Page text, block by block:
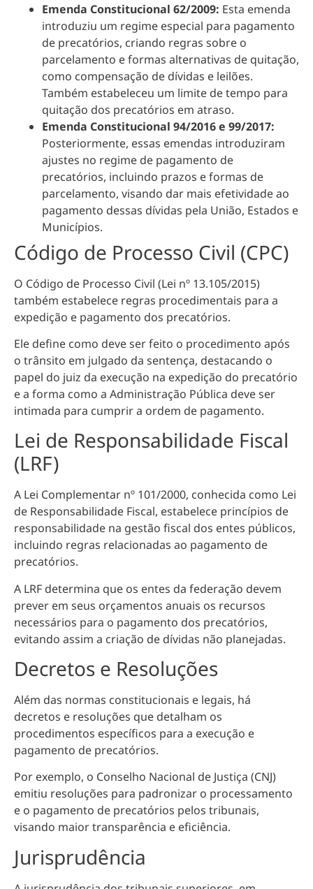
Emenda Constitucional 62/2009: Esta emenda
introduziu um regime especial para pagamento
de precatórios, criando regras sobre o
parcelamento e formas alternativas de quitação,
como compensação de dívidas e leilões.
Também estabeleceu um limite de tempo para
quitação dos precatórios em atraso.
Emenda Constitucional 94/2016 e 99/2017:
Posteriormente, essas emendas introduziram
ajustes no regime de pagamento de
precatórios, incluindo prazos e formas de
parcelamento, visando dar mais efetividade ao
pagamento dessas dívidas pela União, Estados e
Municípios.
Código de Processo Civil (CPC)
O Código de Processo Civil (Lei nº 13.105/2015)
também estabelece regras procedimentais para a
expedição e pagamento dos precatórios.
Ele define como deve ser feito o procedimento após
o trânsito em julgado da sentença, destacando o
papel do juiz da execução na expedição do precatório
e a forma como a Administração Pública deve ser
intimada para cumprir a ordem de pagamento.
Lei de Responsabilidade Fiscal
(LRF)
A Lei Complementar nº 101/2000, conhecida como Lei
de Responsabilidade Fiscal, estabelece princípios de
responsabilidade na gestão fiscal dos entes públicos,
incluindo regras relacionadas ao pagamento de
precatórios.
A LRF determina que os entes da federação devem
prever em seus orçamentos anuais os recursos
necessários para o pagamento dos precatórios,
evitando assim a criação de dívidas não planejadas.
Decretos e Resoluções
Além das normas constitucionais e legais, há
decretos e resoluções que detalham os
procedimentos específicos para a execução e
pagamento de precatórios.
Por exemplo, o Conselho Nacional de Justiça (CNJ)
emitiu resoluções para padronizar o processamento
e o pagamento de precatórios pelos tribunais,
visando maior transparência e eficiência.
Jurisprudência